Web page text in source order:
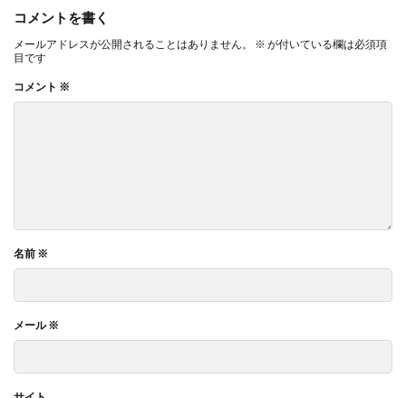
コメントを書く
メールアドレスが公開されることはありません。 ※ が付いている欄は必須項
目です
コメント ※
名前 ※
メール※